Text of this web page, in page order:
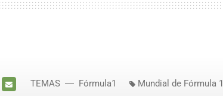
TEMAS Fórmula1 Mundial de Fórmula 1